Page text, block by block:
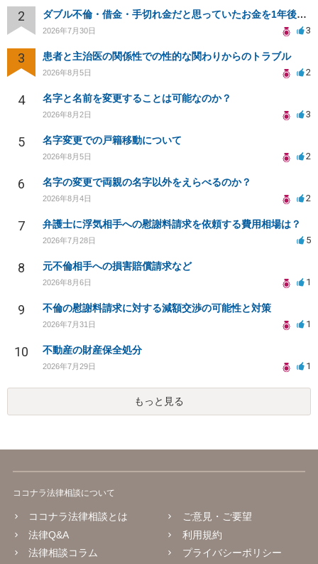
2 ダブル不倫・借金・手切れ金だと思っていたお金を1年後いまさら脅迫罪として通知書が来てまとめて請求
2026年7月30日 3
3 患者と主治医の関係性での性的な関わりからのトラブル
2026年8月5日 2
4 名字と名前を変更することは可能なのか？
2026年8月2日 3
5 名字変更での戸籍移動について
2026年8月5日 2
6 名字の変更で両親の名字以外をえらべるのか？
2026年8月4日 2
7 弁護士に浮気相手への慰謝料請求を依頼する費用相場は？
2026年7月28日 5
8 元不倫相手への損害賠償請求など
2026年8月6日 1
9 不倫の慰謝料請求に対する減額交渉の可能性と対策
2026年7月31日 1
10 不動産の財産保全処分
2026年7月29日 1
もっと見る
ココナラ法律相談について
ココナラ法律相談とは
法律Q&A
法律相談コラム
ご意見・ご要望
利用規約
プライバシーポリシー